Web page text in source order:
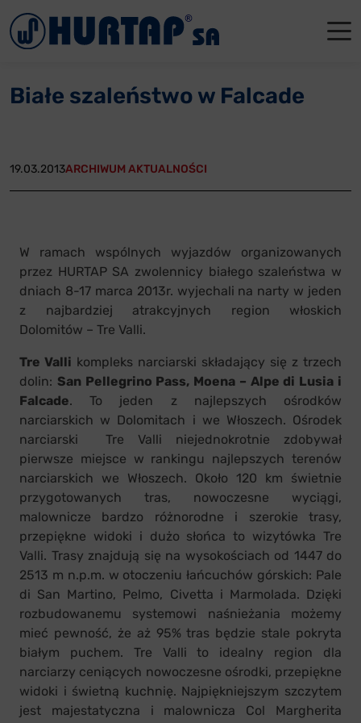
Białe szaleństwo w Falcade
19.03.2013ARCHIWUM AKTUALNOŚCI
W ramach wspólnych wyjazdów organizowanych
przez HURTAP SA zwolennicy białego szaleństwa w
dniach 8-17 marca 2013r. wyjechali na narty w jeden
z najbardziej atrakcyjnych region włoskich
Dolomitów – Tre Valli.
Tre Valli kompleks narciarski składający się z trzech
dolin: San Pellegrino Pass, Moena – Alpe di Lusia i
Falcade. To jeden z najlepszych ośrodków
narciarskich w Dolomitach i we Włoszech. Ośrodek
narciarski Tre Valli niejednokrotnie zdobywał
pierwsze miejsce w rankingu najlepszych terenów
narciarskich we Włoszech. Około 120 km świetnie
przygotowanych tras, nowoczesne wyciągi,
malownicze bardzo różnorodne i szerokie trasy,
przepiękne widoki i dużo słońca to wizytówka Tre
Valli. Trasy znajdują się na wysokościach od 1447 do
2513 m n.p.m. w otoczeniu łańcuchów górskich: Pale
di San Martino, Pelmo, Civetta i Marmolada. Dzięki
rozbudowanemu systemowi naśnieżania możemy
mieć pewność, że aż 95% tras będzie stale pokryta
białym puchem. Tre Valli to idealny region dla
narciarzy ceniących nowoczesne ośrodki, przepiękne
widoki i świetną kuchnię. Najpiękniejszym szczytem
jest majestatyczna i malownicza Col Margherita
Menu
Aktualności
Oferty pracy
Kontakt